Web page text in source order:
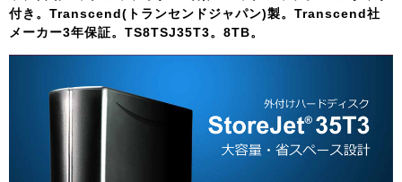
付き。Transcend(トランセンドジャパン)製。Transcend社
メーカー3年保証。TS8TSJ35T3。8TB。